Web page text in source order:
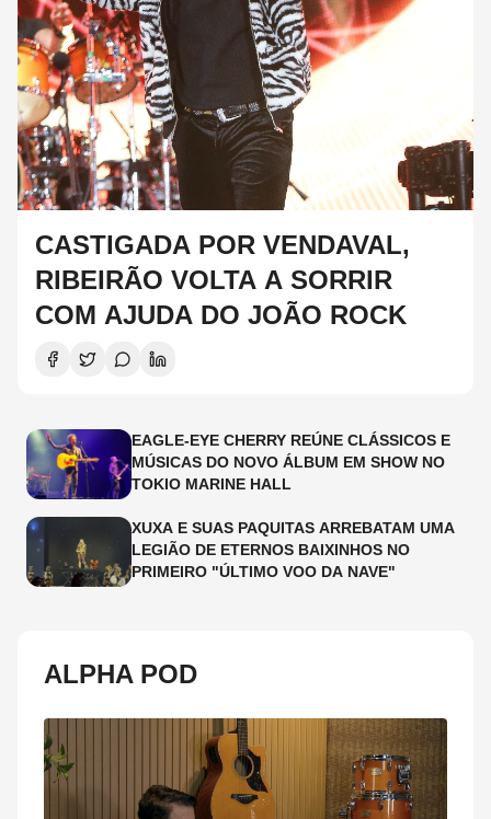
CASTIGADA POR VENDAVAL,
RIBEIRÃO VOLTA A SORRIR
COM AJUDA DO JOÃO ROCK
EAGLE-EYE CHERRY REÚNE CLÁSSICOS E
MÚSICAS DO NOVO ÁLBUM EM SHOW NO
TOKIO MARINE HALL
XUXA E SUAS PAQUITAS ARREBATAM UMA
LEGIÃO DE ETERNOS BAIXINHOS NO
PRIMEIRO "ÚLTIMO VOO DA NAVE"
ALPHA POD